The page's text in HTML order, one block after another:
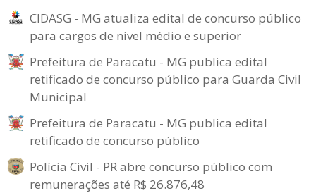
CIDASG - MG atualiza edital de concurso público
para cargos de nível médio e superior
Prefeitura de Paracatu - MG publica edital
retificado de concurso público para Guarda Civil
Municipal
Prefeitura de Paracatu - MG publica edital
retificado de concurso público
Polícia Civil - PR abre concurso público com
remunerações até R$ 26.876,48